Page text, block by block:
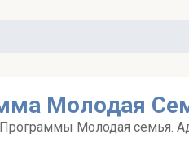
Молодая
Молодая семья.